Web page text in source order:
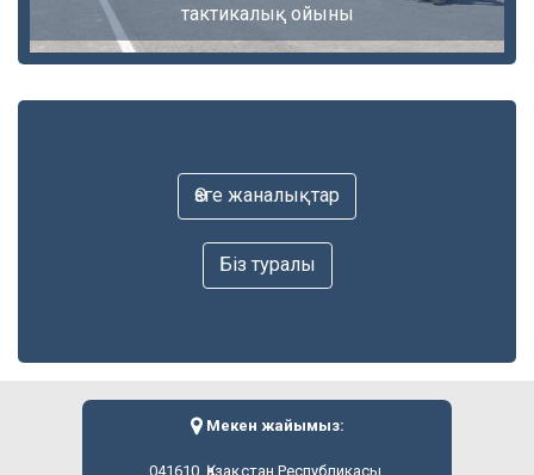
тактикалық ойыны
Өзге жаналықтар
Біз туралы
Мекен жайымыз:
041610, Қазақстан Республикасы,